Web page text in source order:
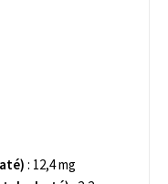
: 12,4 mg